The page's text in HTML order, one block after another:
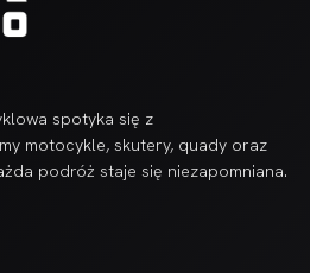
spotyka się z
motocykle, skutery, quady oraz
podróż staje się niezapomniana.